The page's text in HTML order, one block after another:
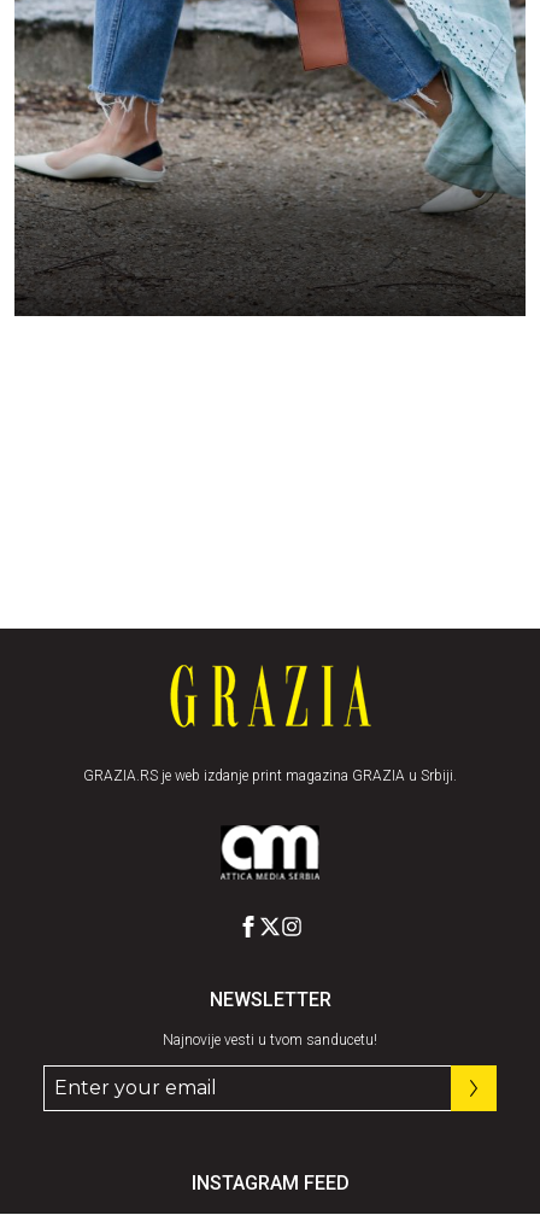
GRAZIA.RS je web izdanje print magazina GRAZIA u Srbiji.
NEWSLETTER
Najnovije vesti u tvom sanducetu!
INSTAGRAM FEED